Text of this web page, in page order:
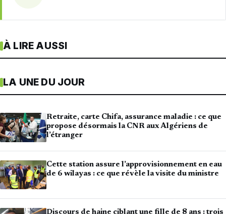
À LIRE AUSSI
LA UNE DU JOUR
Retraite, carte Chifa, assurance maladie : ce que
propose désormais la CNR aux Algériens de
l’étranger
Cette station assure l’approvisionnement en eau
de 6 wilayas : ce que révèle la visite du ministre
Discours de haine ciblant une fille de 8 ans : trois